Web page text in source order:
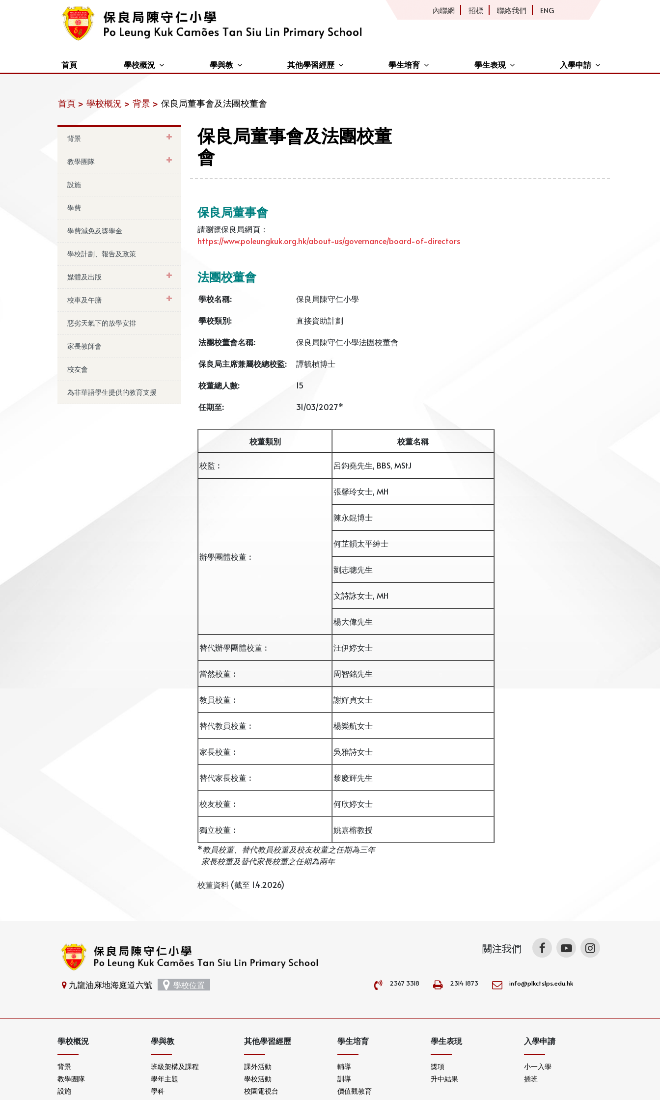
內聯網 招標 聯絡我們 ENG
首頁 學校概況 學與教 其他學習經歷 學生培育 學生表現 入學申請
首頁 > 學校概況 > 背景 > 保良局董事會及法團校董會
背景
教學團隊
設施
學費
學費減免及獎學金
學校計劃、報告及政策
媒體及出版
校車及午膳
惡劣天氣下的放學安排
家長教師會
校友會
為非華語學生提供的教育支援
保良局董事會及法團校董
會
保良局董事會
請瀏覽保良局網頁：
https://www.poleungkuk.org.hk/about-us/governance/board-of-directors
法團校董會
學校名稱:
保良局陳守仁小學
學校類別:
直接資助計劃
法團校董會名稱:
保良局陳守仁小學法團校董會
保良局主席兼屬校總校監:
譚毓楨博士
校董總人數:
15
任期至: 31/03/2027*
校董類別 校董名稱
校監︰ 呂鈞堯先生, BBS, MStJ
辦學團體校董︰
張馨玲女士, MH
陳永錕博士
何芷韻太平紳士
劉志聰先生
文詩詠女士, MH
楊大偉先生
替代辦學團體校董︰ 汪伊婷女士
當然校董︰ 周智銘先生
教員校董︰ 謝嬋貞女士
替代教員校董︰ 楊樂航女士
家長校董︰ 吳雅詩女士
替代家長校董︰ 黎慶輝先生
校友校董︰ 何欣婷女士
獨立校董︰
姚嘉榕教授
*教員校董、 替代教員校董及校友校董之任期為三年
家長校董及替代家長校董之任期為兩年
校董資料 (截至 1.4.2026)
九龍油麻地海庭道六號 學校位置
關注我們
2367 3318 2314 1873 info@plkctslps.edu.hk
學校概況
背景
教學團隊
設施
學與教
班級架構及課程
學年主題
學科
其他學習經歷
課外活動
學校活動
校園電視台
學生培育
輔導
訓導
價值觀教育
學生表現
獎項
升中結果
入學申請
小一入學
插班